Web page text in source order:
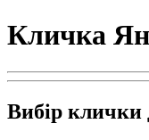
Кличка
Вибір клички